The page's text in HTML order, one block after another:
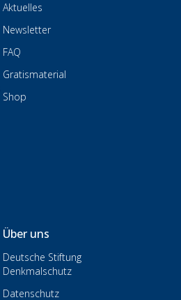
Aktuelles
Newsletter
FAQ
Gratismaterial
Shop
Über uns
Deutsche Stiftung
Denkmalschutz
Datenschutz